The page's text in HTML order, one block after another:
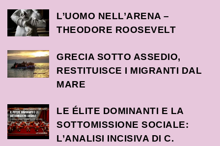
L’UOMO NELL’ARENA –
THEODORE ROOSEVELT
GRECIA SOTTO ASSEDIO,
RESTITUISCE I MIGRANTI DAL
MARE
LE ÉLITE DOMINANTI E LA
SOTTOMISSIONE SOCIALE:
L’ANALISI INCISIVA DI C.